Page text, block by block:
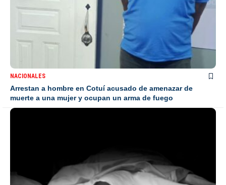
NACIONALES
Arrestan a hombre en Cotuí acusado de amenazar de
muerte a una mujer y ocupan un arma de fuego